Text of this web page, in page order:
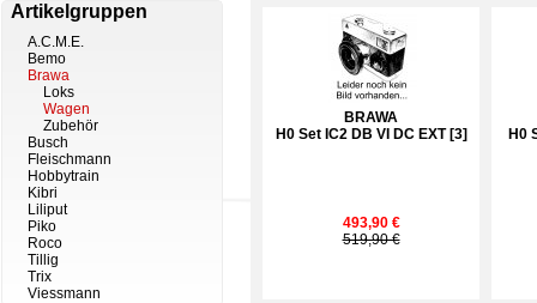
Artikelgruppen
A.C.M.E.
Bemo
Brawa
Loks
Wagen
Zubehör
Busch
Fleischmann
Hobbytrain
Kibri
Liliput
Piko
Roco
Tillig
Trix
Viessmann
BRAWA
H0 Set IC2 DB VI DC EXT [3]
493,90 €
519,90 €
H0